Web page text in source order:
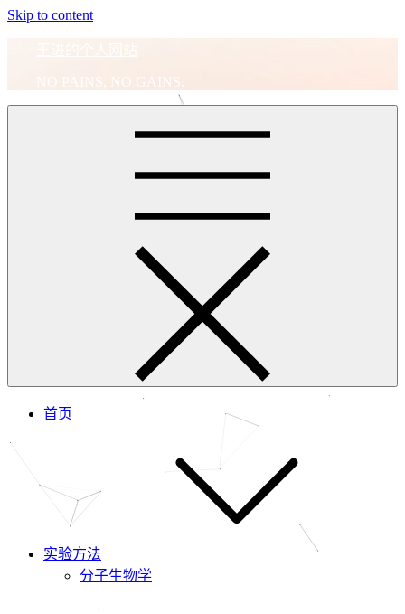
Skip to content
王进的个人网站
NO PAINS, NO GAINS.
首页
实验方法
分子生物学